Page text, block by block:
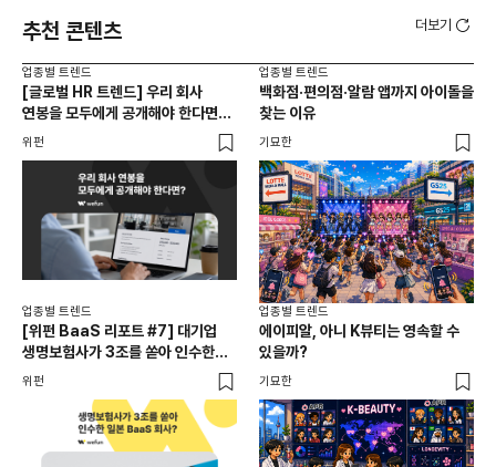
추천 콘텐츠 더보기
업종별 트렌드
[글로벌 HR 트렌드] 우리 회사
연봉을 모두에게 공개해야 한다면? |
급여 투명성 법, 해외 사례, 연봉
위펀
업종별 트렌드
백화점·편의점·알람 앱까지 아이돌을
찾는 이유
기묘한
업종별 트렌드
[위펀 BaaS 리포트 #7] 대기업
생명보험사가 3조를 쏟아 인수한
일본 BaaS 회사의 정체는?
위펀
업종별 트렌드
에이피알, 아니 K뷰티는 영속할 수
있을까?
기묘한